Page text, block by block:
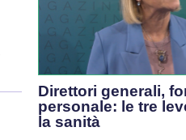
Direttori generali,
personale: le tre
la sanità